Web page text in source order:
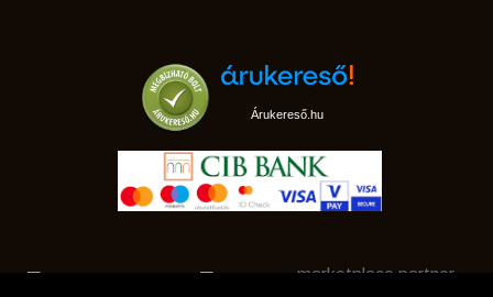
Árukereső.hu
marketplace partner